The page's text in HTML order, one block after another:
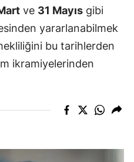
ve 31 Mayıs gibi
yararlanabilmek
bu tarihlerden
ikramiyelerinden